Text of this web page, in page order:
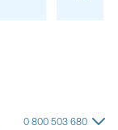
0 800 503 680